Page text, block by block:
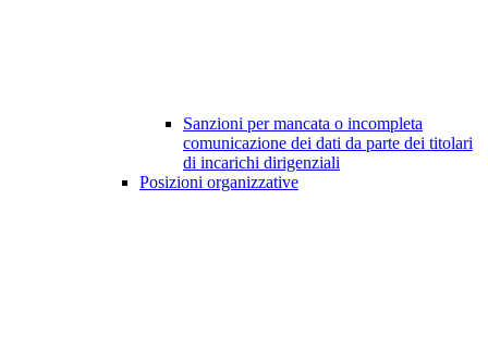
Sanzioni per mancata o incompleta
comunicazione dei dati da parte dei titolari
di incarichi dirigenziali
Posizioni organizzative